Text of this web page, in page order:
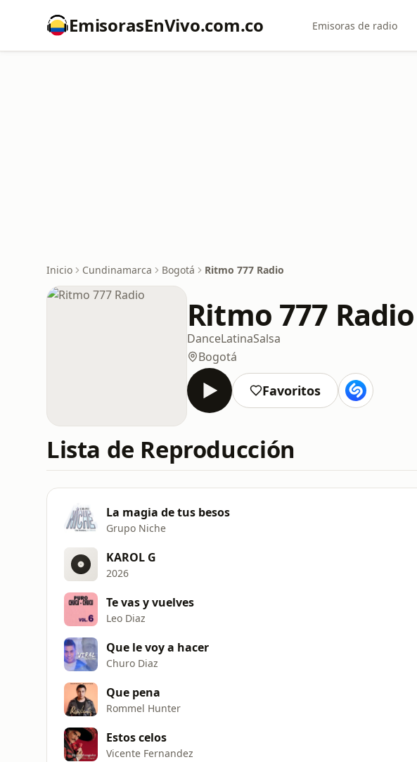
EmisorasEnVivo.com.co Emisoras de radio
Inicio Cundinamarca Bogotá Ritmo 777 Radio
Ritmo 777 Radio
DanceLatinaSalsa
Bogotá
Favoritos
Lista de Reproducción
La magia de tus besos
Grupo Niche
KAROL G
2026
Te vas y vuelves
Leo Diaz
Que le voy a hacer
Churo Diaz
Que pena
Rommel Hunter
Estos celos
Vicente Fernandez